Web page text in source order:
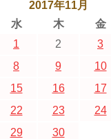
2017年11月
水 木 金
1 2 3
8 9 10
15 16 17
22 23 24
29 30